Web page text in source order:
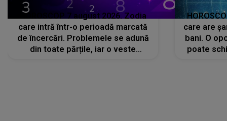
HOROSCOP 7 august 2026. Zodia
care intră într-o perioadă marcată
de încercări. Problemele se adună
din toate părțile, iar o veste
care are
bani. O
poate